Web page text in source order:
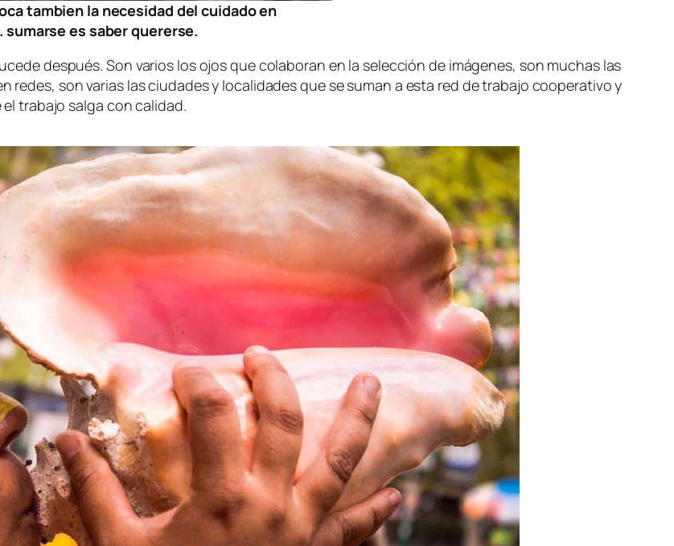
tambien la necesidad del cuidado en
es saber quererse.
después. Son varios los ojos que colaboran en la selección de imágenes, son muchas las
son varias las ciudades y localidades que se suman a esta red de trabajo cooperativo y
trabajo salga con calidad.